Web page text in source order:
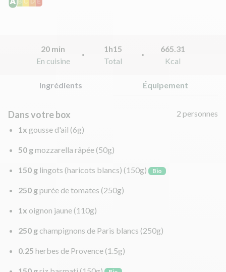
20 min
En cuisine
1h15
Total
665.31
Kcal
Ingrédients Équipement
Dans votre box
2 personnes
1x gousse d'ail (6g)
50 gmozzarella râpée (50g)
150 g lingots (haricots blancs) (150g) Bio
250 gpurée de tomates (250g)
1x oignon jaune (110g)
250 g champignons de Paris blancs (250g)
0.25 herbes de Provence (1.5g)